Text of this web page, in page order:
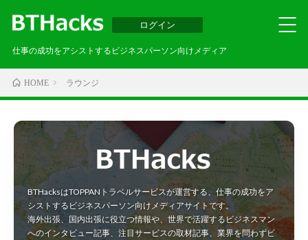
ログイン
仕事の成功をアシストするビジネスパーソン向けメディア
HOME ラウンジ
BTHacksはTOPPANトラベルサービスが運営する、仕事の成功をア
シストするビジネスパーソン向けメディアサイトです。
海外出張、国内出張に役立つ情報や、世界で活躍するビジネスマン
へのインタビュー記事、注目サービスの取材記事、業界を問わずビ